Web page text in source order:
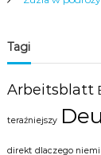
Tagi
Arbeitsblatt
teraźniejszy
direkt dlaczego